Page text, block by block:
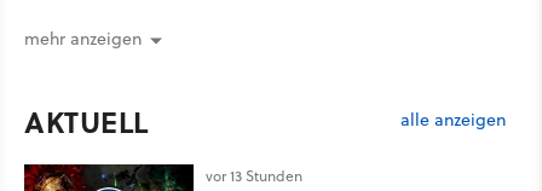
mehr anzeigen
AKTUELL alle anzeigen
vor 13 Stunden